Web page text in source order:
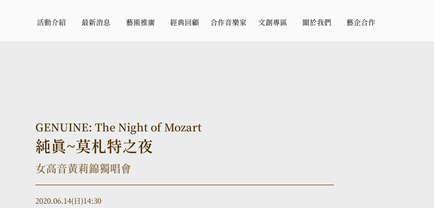
活動介紹 最新消息 藝術推廣 經典回顧 合作音樂家 文創專區 關於我們 藝企合作
GENUINE: The Night of Mozart
純真~莫札特之夜
女高音黃莉錦獨唱會
2020.06.14(日)14:30